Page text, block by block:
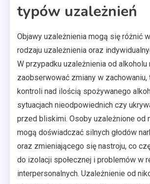
typów uzależnień
Objawy uzależnienia mogą się różnić
rodzaju uzależnienia oraz
W przypadku uzależnienia od alkoholu
zaobserwować zmiany w zachowaniu,
kontroli nad ilością spożywanego
sytuacjach nieodpowiednich czy
przed bliskimi. Osoby uzależnione od
mogą doświadczać silnych głodów
oraz zmieniającego się nastroju, co
do izolacji społecznej i problemów w
interpersonalnych. Uzależnienie od